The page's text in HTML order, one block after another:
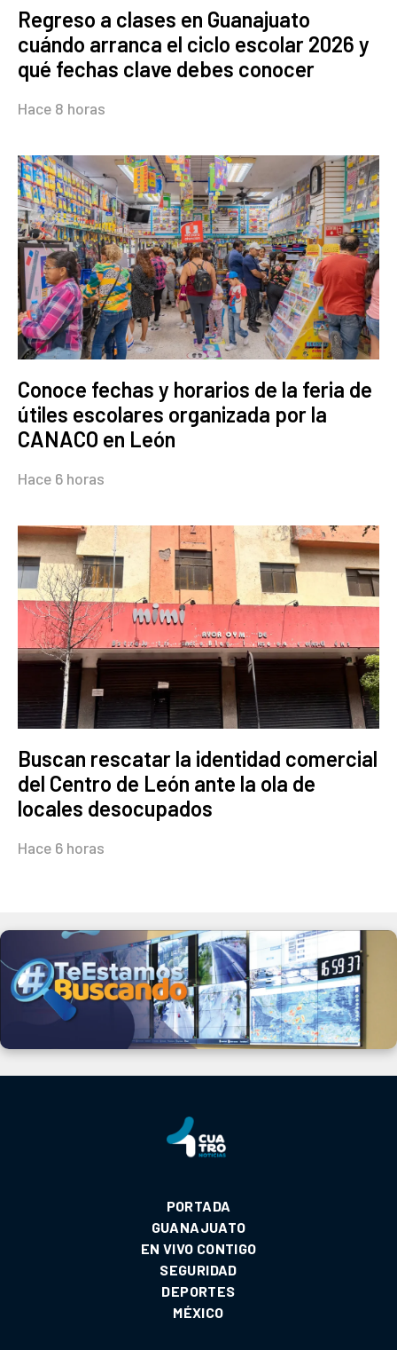
Regreso a clases en Guanajuato
cuándo arranca el ciclo escolar 2026 y
qué fechas clave debes conocer
Hace 8 horas
Conoce fechas y horarios de la feria de
útiles escolares organizada por la
CANACO en León
Hace 6 horas
Buscan rescatar la identidad comercial
del Centro de León ante la ola de
locales desocupados
Hace 6 horas
PORTADA
GUANAJUATO
EN VIVO CONTIGO
SEGURIDAD
DEPORTES
MÉXICO